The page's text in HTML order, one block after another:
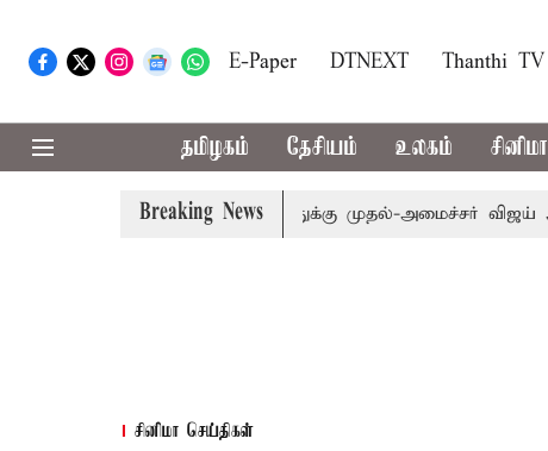
E-Paper DTNEXT Thanthi TV
தமிழகம் தேசியம் உலகம் சினிமா
Breaking News
எம்.பி.க்கள் கூட்டத்துக்கு முதல்-அமைச்சர் விஜய் அழைப்பு
சினிமா செய்திகள்